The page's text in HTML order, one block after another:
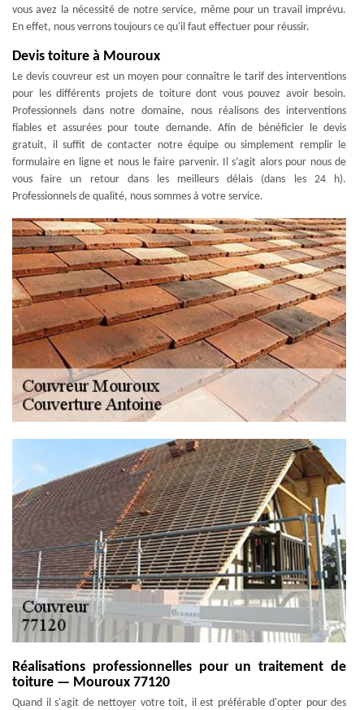
vous avez la nécessité de notre service, même pour un travail imprévu.
En effet, nous verrons toujours ce qu'il faut effectuer pour réussir.
Devis toiture à Mouroux
Le devis couvreur est un moyen pour connaître le tarif des interventions
pour les différents projets de toiture dont vous pouvez avoir besoin.
Professionnels dans notre domaine, nous réalisons des interventions
fiables et assurées pour toute demande. Afin de bénéficier le devis
gratuit, il suffit de contacter notre équipe ou simplement remplir le
formulaire en ligne et nous le faire parvenir. Il s’agit alors pour nous de
vous faire un retour dans les meilleurs délais (dans les 24 h).
Professionnels de qualité, nous sommes à votre service.
Réalisations professionnelles pour un traitement de
toiture — Mouroux 77120
Quand il s'agit de nettoyer votre toit, il est préférable d'opter pour des